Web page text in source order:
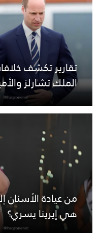
تقارير تكشف
الملك تشارلز
من عيادة
هي إيرينا يسري؟